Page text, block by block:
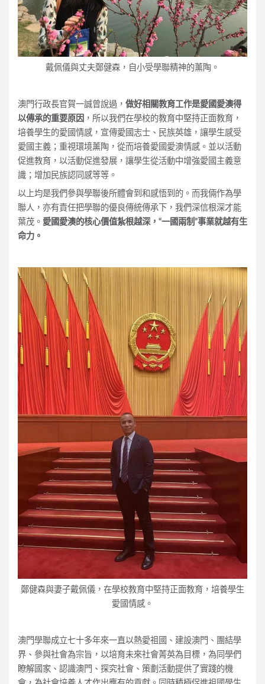
戴佩儀與丈夫鄭健森，自小受學聯精神的薰陶。
澳門行政長官賀一誠曾說過， 做好相關教育工作是愛國愛澳得
以傳承的重要原因 ，所以我們在學校的教育中堅持正面教育，
培養學生的愛國情感，宣傳愛國志士、民族英雄，讓學生感受
愛國主義；重視環境薰陶，從而培養愛國愛澳情感。並以活動
促進教育，以活動促進發展，讓學生從活動中增強愛國主義意
識；增加民族認同感等等。
以上均是我們參與學聯後所體會到和感悟到的。而我倆作為學
聯人，亦有責任把學聯的優良傳統傳承下，我們深信根深才能
葉茂。 愛國愛澳的核心價值紮根越深，“一國兩制”事業就越有生
命力。
鄭健森與妻子戴佩儀，在學校教育中堅持正面教育，培養學生
愛國情感。
澳門學聯成立七十多年來一直以熱愛祖國、建設澳門、團結學
界、參與社會為宗旨，以培育未來社會菁英為目標，為同學們
瞭解國家、認識澳門、探究社會、策劃活動提供了實踐的機